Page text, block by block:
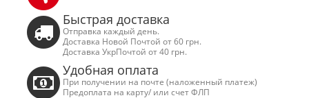
Быстрая доставка
Отправка каждый день.
Доставка Новой Почтой от 60 грн.
Доставка УкрПочтой от 40 грн.
Удобная оплата
При получении на почте (наложенный платеж)
Предоплата на карту/ или счет ФЛП